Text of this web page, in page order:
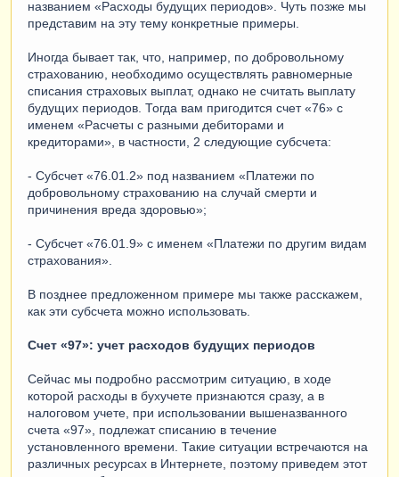
названием «Расходы будущих периодов». Чуть позже мы
представим на эту тему конкретные примеры.
Иногда бывает так, что, например, по добровольному
страхованию, необходимо осуществлять равномерные
списания страховых выплат, однако не считать выплату
будущих периодов. Тогда вам пригодится счет «76» с
именем «Расчеты с разными дебиторами и
кредиторами», в частности, 2 следующие субсчета:
- Субсчет «76.01.2» под названием «Платежи по
добровольному страхованию на случай смерти и
причинения вреда здоровью»;
- Субсчет «76.01.9» с именем «Платежи по другим видам
страхования».
В позднее предложенном примере мы также расскажем,
как эти субсчета можно использовать.
Счет «97»: учет расходов будущих периодов
Сейчас мы подробно рассмотрим ситуацию, в ходе
которой расходы в бухучете признаются сразу, а в
налоговом учете, при использовании вышеназванного
счета «97», подлежат списанию в течение
установленного времени. Такие ситуации встречаются на
различных ресурсах в Интернете, поэтому приведем этот